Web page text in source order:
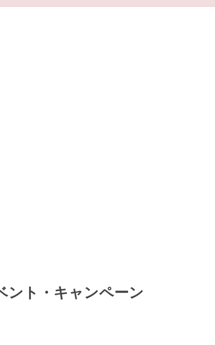
ント・キャンペーン